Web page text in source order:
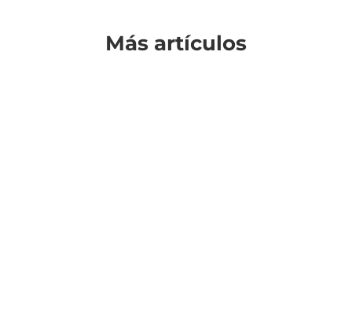
Más artículos